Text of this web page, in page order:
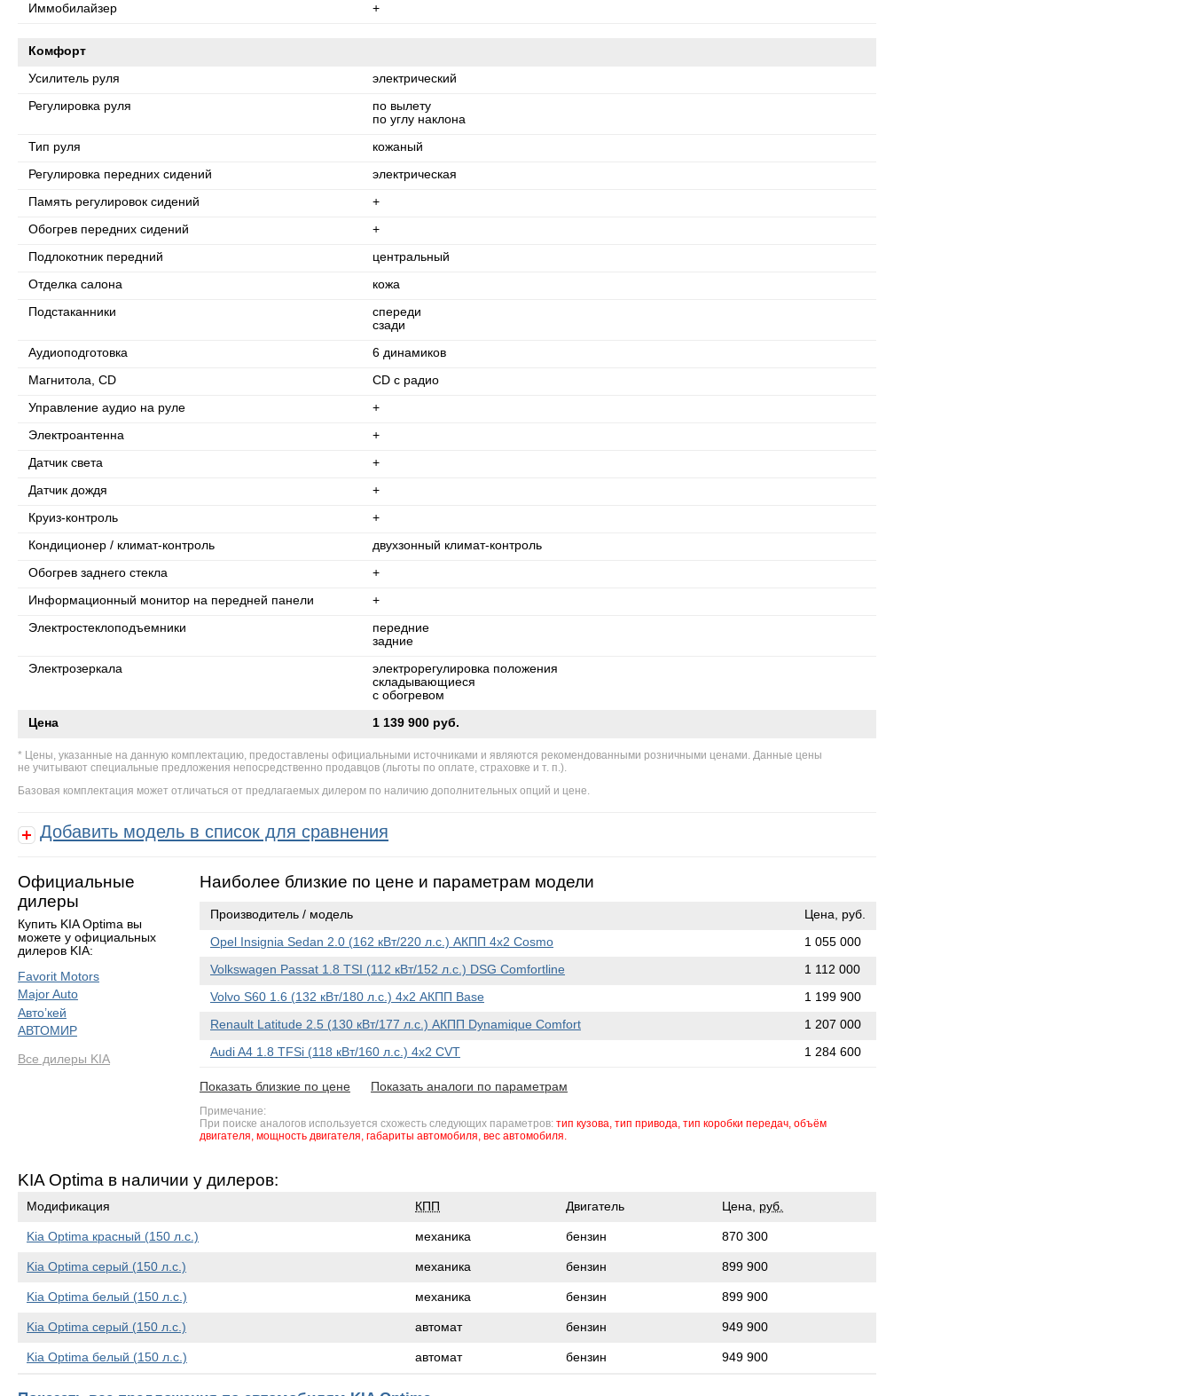
Иммобилайзер +
Комфорт
Усилитель руля электрический
Регулировка руля
по вылету
по углу наклона
Тип руля кожаный
Регулировка передних сидений электрическая
Память регулировок сидений +
Обогрев передних сидений +
Подлокотник передний центральный
Отделка салона кожа
Подстаканники
спереди
сзади
Аудиоподготовка 6 динамиков
Магнитола, CD CD с радио
Управление аудио на руле +
Электроантенна +
Датчик света +
Датчик дождя +
Круиз-контроль +
Кондиционер / климат-контроль двухзонный климат-контроль
Обогрев заднего стекла +
Информационный монитор на передней панели +
Электростеклоподъемники
передние
задние
Электрозеркала
электрорегулировка положения
складывающиеся
с обогревом
Цена 1 139 900 руб.
Цены, указанные на данную комплектацию, предоставлены официальными источниками и являются рекомендованными розничными ценами. Данные цены
не учитывают специальные предложения непосредственно продавцов (льготы по оплате, страховке и т. п.).
Базовая комплектация может отличаться от предлагаемых дилером по наличию дополнительных опций и цене.
Добавить модель в список для сравнения
Официальные
дилеры
Купить KIA Optima вы
можете у официальных
дилеров KIA:
Favorit Motors
Major Auto
Авто’кей
АВТОМИР
Все дилеры KIA
Наиболее близкие по цене и параметрам модели
Производитель / модель Цена, руб.
Opel Insignia Sedan 2.0 (162 кВт/220 л.с.) АКПП 4x2 Cosmo 1 055 000
Volkswagen Passat 1.8 TSI (112 кВт/152 л.с.) DSG Comfortline 1 112 000
Volvo S60 1.6 (132 кВт/180 л.с.) 4x2 АКПП Base 1 199 900
Renault Latitude 2.5 (130 кВт/177 л.с.) АКПП Dynamique Comfort 1 207 000
Audi A4 1.8 TFSi (118 кВт/160 л.с.) 4x2 CVT 1 284 600
Показать близкие по цене Показать аналоги по параметрам
Примечание:
При поиске аналогов используется схожесть следующих параметров: тип кузова, тип привода, тип коробки передач, объём
двигателя, мощность двигателя, габариты автомобиля, вес автомобиля.
KIA Optima в наличии у дилеров:
Модификация КПП Двигатель Цена, руб.
Kia Optima красный (150 л.с.) механика бензин 870 300
Kia Optima серый (150 л.с.) механика бензин 899 900
Kia Optima белый (150 л.с.) механика бензин 899 900
Kia Optima серый (150 л.с.) автомат бензин 949 900
Kia Optima белый (150 л.с.) автомат бензин 949 900